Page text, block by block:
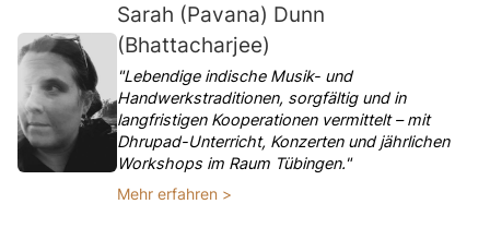
Sarah (Pavana) Dunn
(Bhattacharjee)
"Lebendige indische Musik- und
Handwerkstraditionen, sorgfältig und in
langfristigen Kooperationen vermittelt – mit
Dhrupad-Unterricht, Konzerten und jährlichen
Workshops im Raum Tübingen."
Mehr erfahren >